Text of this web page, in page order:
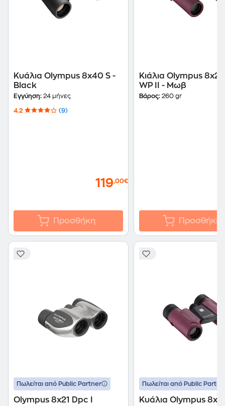
Κυάλια Olympus 8x40 S -
Black
Εγγύηση: 24 μήνες
4.2 (9)
119,00€
Προσθήκη
Κιάλια Olympus
WP II - Μωβ
Βάρος: 260 gr
Προσθήκη
Πωλείται από Public Partner
Olympus 8x21 Dpc I
Πωλείται από Public
Κυάλια Olympus